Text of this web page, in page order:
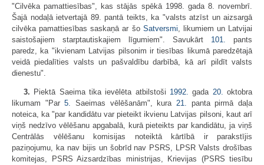
"Cilvēka pamattiesības", kas stājās spēkā 1998. gada 8. novembrī.
Šajā nodaļā ietvertajā 89. pantā teikts, ka "valsts atzīst un aizsargā
cilvēka pamattiesības saskaņā ar šo Satversmi, likumiem un Latvijai
saistošajiem starptautiskajiem līgumiem". Savukārt 101. pants
paredz, ka "ikvienam Latvijas pilsonim ir tiesības likumā paredzētajā
veidā piedalīties valsts un pašvaldību darbībā, kā arī pildīt valsts
dienestu".
3. Piektā Saeima tika ievēlēta atbilstoši 1992. gada 20. oktobra
likumam "Par5. Saeimas vēlēšanām", kura21. panta pirmā daļa
noteica, ka "par kandidātu var pieteikt ikvienu Latvijas pilsoni, kaut arī
viņš nedzīvo vēlēšanu apgabalā, kurā pieteikts par kandidātu, ja viņš
Centrālās vēlēšanu komisijas noteiktā kārtībā ir parakstījis
paziņojumu, ka nav bijis un šobrīd nav PSRS, LPSR Valsts drošības
komitejas, PSRS Aizsardzības ministrijas, Krievijas (PSRS tiesību